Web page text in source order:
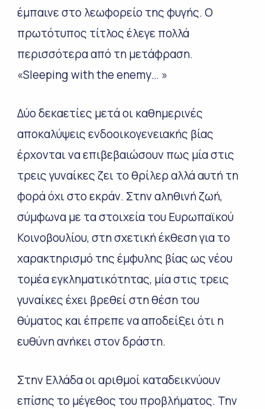
έμπαινε στο λεωφορείο της φυγής. Ο
πρωτότυπος τίτλος έλεγε πολλά
περισσότερα από τη μετάφραση.
«Sleepingwiththeenemy… »
Δύο δεκαετίες μετά οι καθημερινές
αποκαλύψεις ενδοοικογενειακής βίας
έρχονται να επιβεβαιώσουν πως μία στις
τρεις γυναίκες ζει το θρίλερ αλλά αυτή τη
φορά όχι στο εκράν. Στην αληθινή ζωή,
σύμφωνα με τα στοιχεία του Ευρωπαϊκού
Κοινοβουλίου, στη σχετική έκθεση για το
χαρακτηρισμό της έμφυλης βίας ως νέου
τομέα εγκληματικότητας, μία στις τρεις
γυναίκες έχει βρεθεί στη θέση του
θύματος και έπρεπε να αποδείξει ότι η
ευθύνη ανήκει στον δράστη.
Στην Ελλάδα οι αριθμοί καταδεικνύουν
επίσης το μέγεθος του προβλήματος. Την